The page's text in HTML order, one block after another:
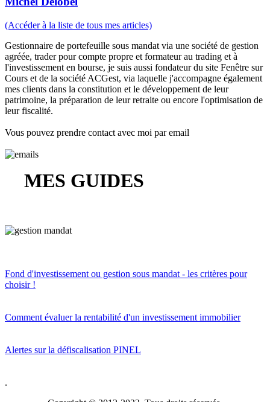
(Accéder à la liste de tous mes articles)
Gestionnaire de portefeuille sous mandat via une société de gestion
agréée, trader pour compte propre et formateur au trading et à
l'investissement en bourse, je suis aussi fondateur du site Fenêtre sur
Cours et de la société ACGest, via laquelle j'accompagne également
mes clients dans la constitution et le développement de leur
patrimoine, la préparation de leur retraite ou encore l'optimisation de
leur fiscalité.
Vous pouvez prendre contact avec moi par email
MES GUIDES
Fond d'investissement ou gestion sous mandat - les critères pour
choisir !
Comment évaluer la rentabilité d'un investissement immobilier
Alertes sur la défiscalisation PINEL
.